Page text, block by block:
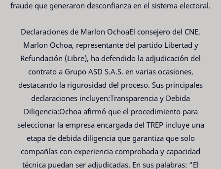
fraude que generaron desconfianza en el sistema electoral.
Declaraciones de Marlon OchoaEl consejero del CNE,
Marlon Ochoa, representante del partido Libertad y
Refundación (Libre), ha defendido la adjudicación del
contrato a Grupo ASD S.A.S. en varias ocasiones,
destacando la rigurosidad del proceso. Sus principales
declaraciones incluyen:Transparencia y Debida
Diligencia:Ochoa afirmó que el procedimiento para
seleccionar la empresa encargada del TREP incluye una
etapa de debida diligencia que garantiza que solo
compañías con experiencia comprobada y capacidad
técnica puedan ser adjudicadas. En sus palabras: “El